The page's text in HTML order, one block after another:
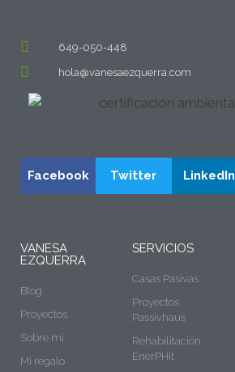
649-050-448
hola@vanesaezquerra.com
Facebook Twitter LinkedIn
VANESA
EZQUERRA
Blog
Proyectos
Sobre mí
Mi regalo
SERVICIOS
Casas Pasivas
Proyectos
Passivhaus
Rehabilitación
EnerPHit